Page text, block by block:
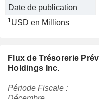
Date de publication
1USD en Millions
Flux de Trésorerie
Holdings Inc.
Période Fiscale :